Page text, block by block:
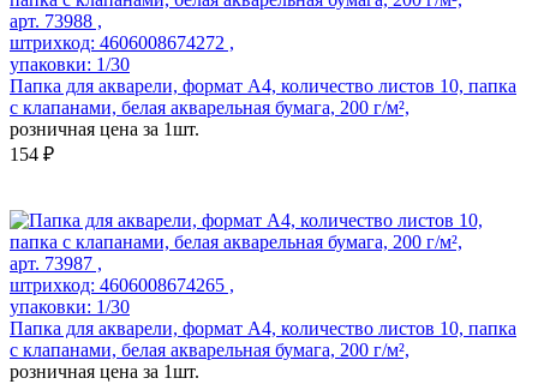
арт. 73988 ,
штрихкод: 4606008674272 ,
упаковки: 1/30
Папка для акварели, формат А4, количество листов 10, папка
с клапанами, белая акварельная бумага, 200 г/м²,
розничная цена за 1шт.
154 ₽
арт. 73987 ,
штрихкод: 4606008674265 ,
упаковки: 1/30
Папка для акварели, формат А4, количество листов 10, папка
с клапанами, белая акварельная бумага, 200 г/м²,
розничная цена за 1шт.